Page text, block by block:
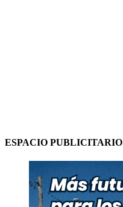
ESPACIO PUBLICITARIO